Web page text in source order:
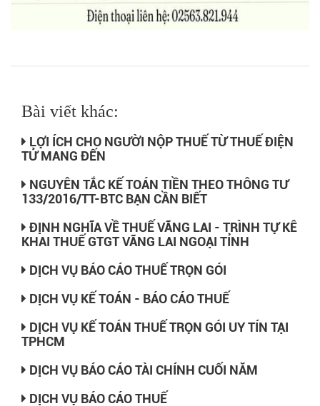
Bài viết khác:
LỢI ÍCH CHO NGƯỜI NỘP THUẾ TỪ THUẾ ĐIỆN
TỬ MANG ĐẾN
NGUYÊN TẮC KẾ TOÁN TIỀN THEO THÔNG TƯ
133/2016/TT-BTC BẠN CẦN BIẾT
ĐỊNH NGHĨA VỀ THUẾ VÃNG LAI - TRÌNH TỰ KÊ
KHAI THUẾ GTGT VÃNG LAI NGOẠI TỈNH
DỊCH VỤ BÁO CÁO THUẾ TRỌN GÓI
DỊCH VỤ KẾ TOÁN - BÁO CÁO THUẾ
DỊCH VỤ KẾ TOÁN THUẾ TRỌN GÓI UY TÍN TẠI
TPHCM
DỊCH VỤ BÁO CÁO TÀI CHÍNH CUỐI NĂM
DỊCH VỤ BÁO CÁO THUẾ